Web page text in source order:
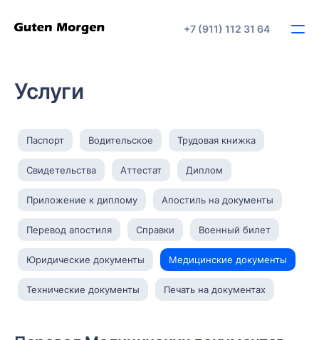
+7 (911) 112 31 64
Услуги
Паспорт Водительское Трудовая книжка
Свидетельства Аттестат Диплом
Приложение к диплому Апостиль на документы
Перевод апостиля Справки Военный билет
Юридические документы Медицинские документы
Технические документы Печать на документах